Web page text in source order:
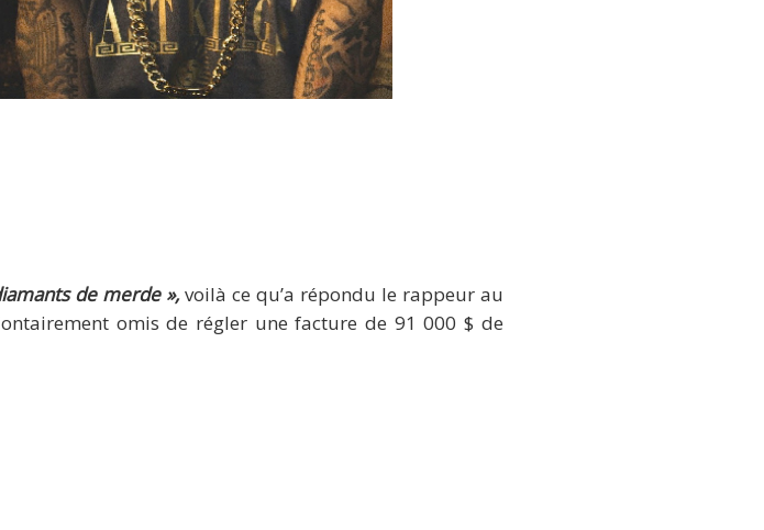
de merde », voilà ce qu’a répondu le rappeur au
omis de régler une facture de 91 000 $ de